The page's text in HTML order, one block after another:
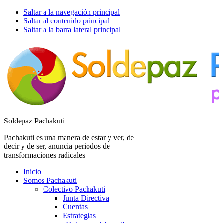
Saltar a la navegación principal
Saltar al contenido principal
Saltar a la barra lateral principal
Soldepaz Pachakuti
Pachakuti es una manera de estar y ver, de
decir y de ser, anuncia periodos de
transformaciones radicales
Inicio
Somos Pachakuti
Colectivo Pachakuti
Junta Directiva
Cuentas
Estrategias